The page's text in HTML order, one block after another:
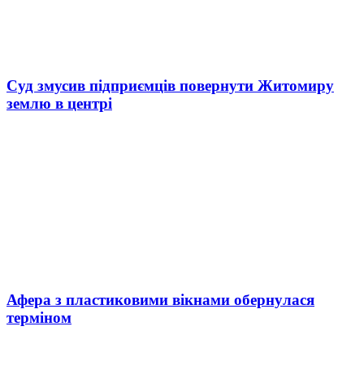
Суд змусив підприємців повернути Житомиру
землю в центрі
Афера з пластиковими вікнами обернулася
терміном